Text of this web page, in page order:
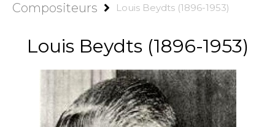
Compositeurs
Louis Beydts (1896-1953)
Louis Beydts (1896-1953)